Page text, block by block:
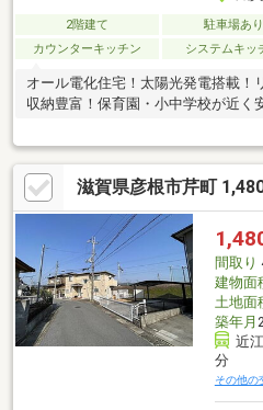
2階建て 駐車場あり
カウンターキッチン
システムキッ
オール電化住宅！太陽光発電搭載！
収納豊富！保育園・小中学校が近く
滋賀県彦根市芹町
間取り
建物面
土地面
築年月
近
分
その他の